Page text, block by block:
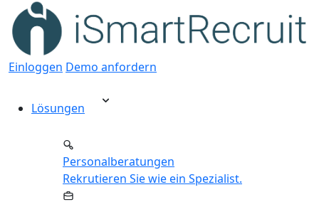
Einloggen Demo anfordern
Lösungen
Personalberatungen
Rekrutieren Sie wie ein Spezialist.